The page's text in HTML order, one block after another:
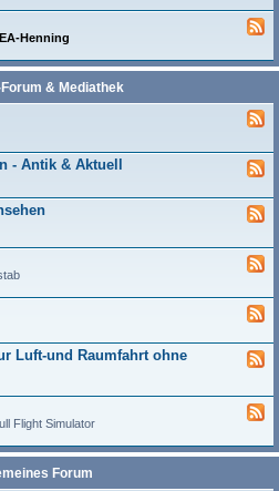
EA-Henning
& Mediathek
- Antik & Aktuell
Luft-und Raumfahrt ohne
Flight Simulator
Forum